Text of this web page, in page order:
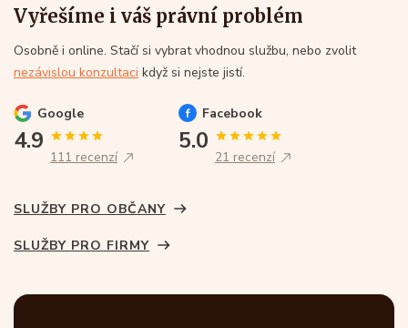
Vyřešíme i váš právní problém
Osobně i online. Stačí si vybrat vhodnou službu, nebo zvolit
nezávislou konzultaci když si nejste jistí.
Google
4.9
111 recenzí
Facebook
5.0
21 recenzí
SLUŽBY PRO OBČANY
SLUŽBY PRO FIRMY